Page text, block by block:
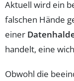
Aktuell wird ein
falschen Hände
einer
handelt, eine
Obwohl die